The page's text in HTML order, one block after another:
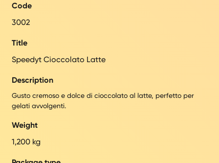
Code
3002
Title
Speedyt Cioccolato Latte
Description
Gusto cremoso e dolce di cioccolato al latte, perfetto per
gelati avvolgenti.
Weight
1,200 kg